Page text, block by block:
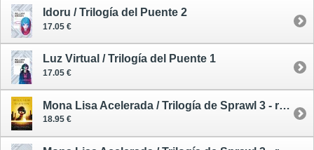
Idoru / Trilogía del Puente 2
17.05 €
Luz Virtual / Trilogía del Puente 1
17.05 €
Mona Lisa Acelerada / Trilogía de Sprawl 3 - rústica
18.95 €